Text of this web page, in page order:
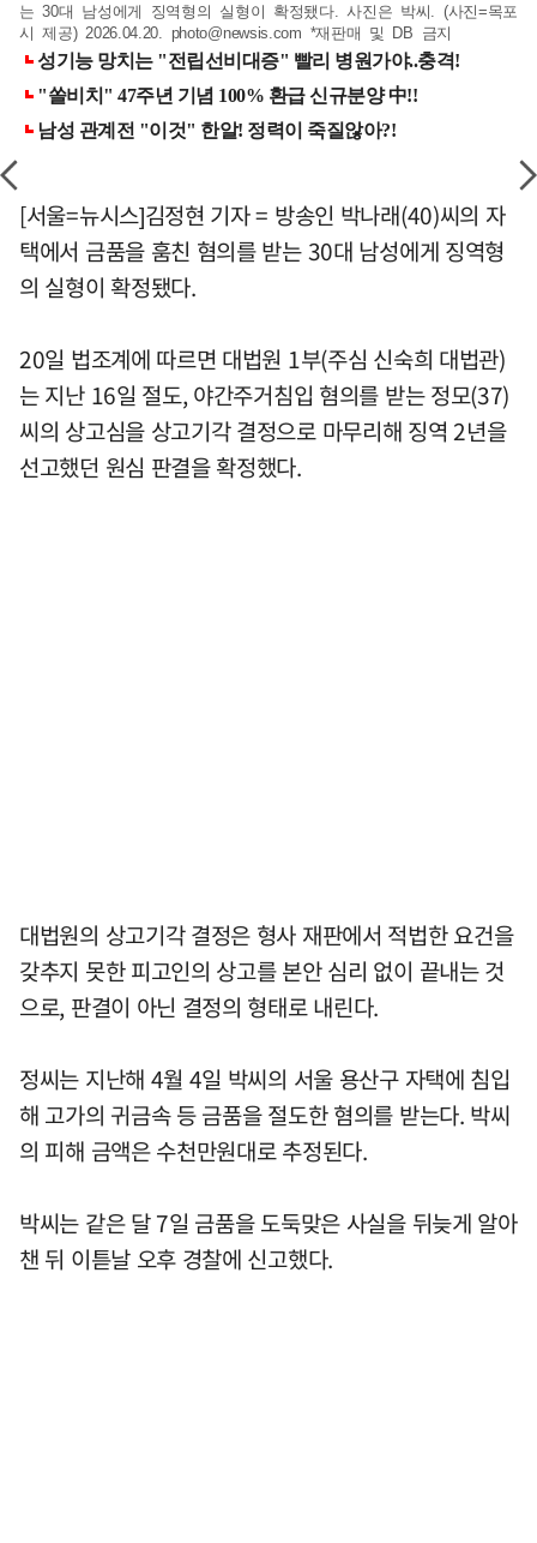
는 30대 남성에게 징역형의 실형이 확정됐다. 사진은 박씨. (사진=목포
시 제공) 2026.04.20. photo@newsis.com *재판매 및 DB 금지
[서울=뉴시스]김정현 기자 = 방송인 박나래(40)씨의 자
택에서 금품을 훔친 혐의를 받는 30대 남성에게 징역형
의 실형이 확정됐다.
20일 법조계에 따르면 대법원 1부(주심 신숙희 대법관)
는 지난 16일 절도, 야간주거침입 혐의를 받는 정모(37)
씨의 상고심을 상고기각 결정으로 마무리해 징역 2년을
선고했던 원심 판결을 확정했다.
대법원의 상고기각 결정은 형사 재판에서 적법한 요건을
갖추지 못한 피고인의 상고를 본안 심리 없이 끝내는 것
으로, 판결이 아닌 결정의 형태로 내린다.
정씨는 지난해 4월 4일 박씨의 서울 용산구 자택에 침입
해 고가의 귀금속 등 금품을 절도한 혐의를 받는다. 박씨
의 피해 금액은 수천만원대로 추정된다.
박씨는 같은 달 7일 금품을 도둑맞은 사실을 뒤늦게 알아
챈 뒤 이튿날 오후 경찰에 신고했다.